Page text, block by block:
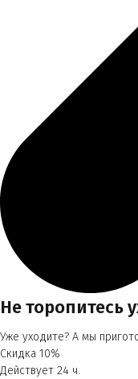
Не торопитесь
Уже уходите? А мы
Скидка 10%
Действует 24 ч.